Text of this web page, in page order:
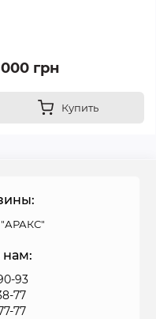
000 грн
Купить
"АРАКС"
нам:
93
77
77